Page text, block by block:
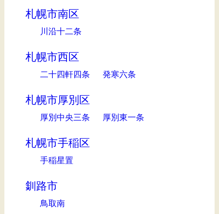
札幌市南区
川沿十二条
札幌市西区
二十四軒四条 発寒六条
札幌市厚別区
厚別中央三条 厚別東一条
札幌市手稲区
手稲星置
釧路市
鳥取南